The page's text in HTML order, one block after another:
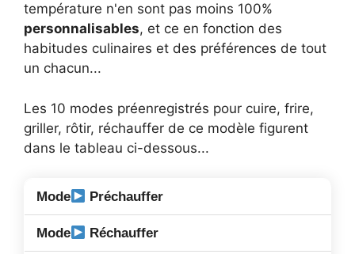
température n'en sont pas moins 100%
personnalisables, et ce en fonction des
habitudes culinaires et des préférences de tout
un chacun...
Les 10 modes préenregistrés pour cuire, frire,
griller, rôtir, réchauffer de ce modèle figurent
dans le tableau ci-dessous...
Préchauffer
Réchauffer